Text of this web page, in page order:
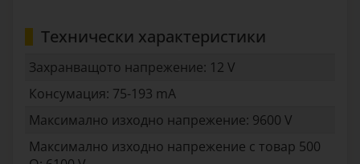
Технически характеристики
Захранващото напрежение: 12 V
Консумация: 75-193 mA
Максимално изходно напрежение: 9600 V
Максимално изходно напрежение с товар 500